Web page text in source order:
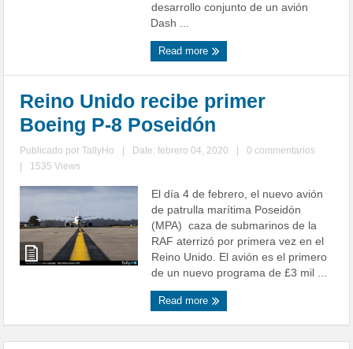
desarrollo conjunto de un avión
Dash ...
Read more
Reino Unido recibe primer
Boeing P-8 Poseidón
Publicado porTallyHo Date: febrero 04, 2020
0 commentarios
1535 Views
El día 4 de febrero, el nuevo avión
de patrulla marítima Poseidón
(MPA) caza de submarinos de la
RAF aterrizó por primera vez en el
Reino Unido. El avión es el primero
de un nuevo programa de £3 mil ...
Read more